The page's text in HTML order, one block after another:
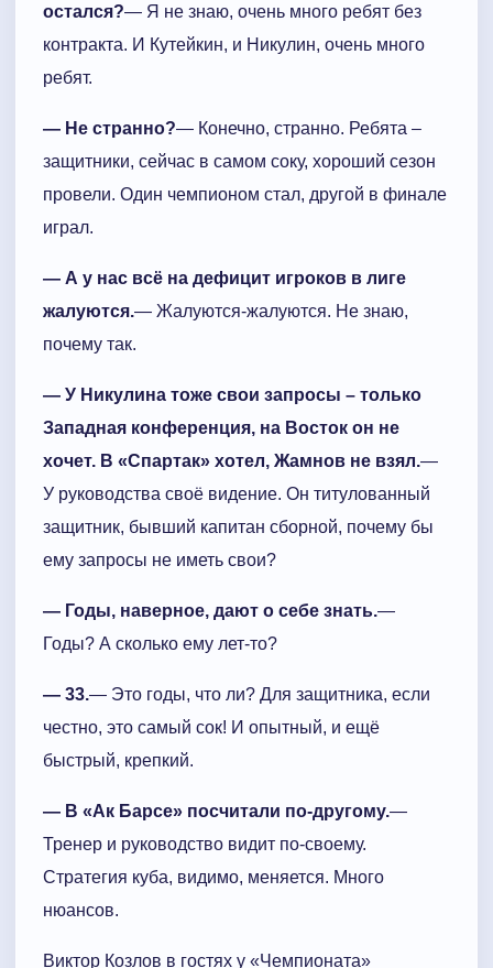
остался?— Я не знаю, очень много ребят без
контракта. И Кутейкин, и Никулин, очень много
ребят.
— Не странно?— Конечно, странно. Ребята –
защитники, сейчас в самом соку, хороший сезон
провели. Один чемпионом стал, другой в финале
играл.
— А у нас всё на дефицит игроков в лиге
жалуются.— Жалуются-жалуются. Не знаю,
почему так.
— У Никулина тоже свои запросы – только
Западная конференция, на Восток он не
хочет. В «Спартак» хотел, Жамнов не взял.—
У руководства своё видение. Он титулованный
защитник, бывший капитан сборной, почему бы
ему запросы не иметь свои?
— Годы, наверное, дают о себе знать.—
Годы? А сколько ему лет-то?
— 33.— Это годы, что ли? Для защитника, если
честно, это самый сок! И опытный, и ещё
быстрый, крепкий.
— В «Ак Барсе» посчитали по-другому.—
Тренер и руководство видит по-своему.
Стратегия куба, видимо, меняется. Много
нюансов.
Виктор Козлов в гостях у «Чемпионата»